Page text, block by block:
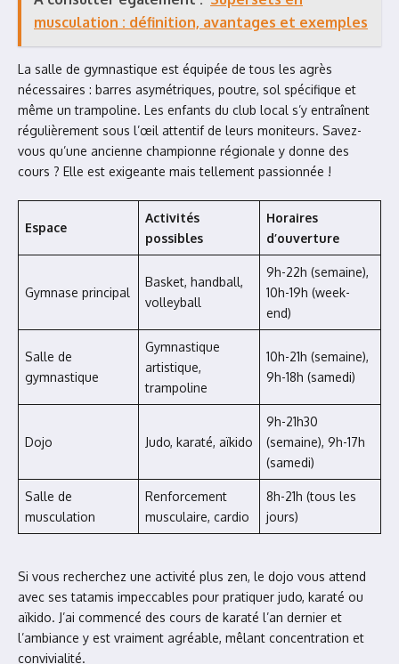
musculation : définition, avantages et exemples
La salle de gymnastique est équipée de tous les agrès
nécessaires : barres asymétriques, poutre, sol spécifique et
même un trampoline. Les enfants du club local s’y entraînent
régulièrement sous l’œil attentif de leurs moniteurs. Savez-
vous qu’une ancienne championne régionale y donne des
cours ? Elle est exigeante mais tellement passionnée !
Espace
Activités
possibles
Horaires
d’ouverture
Gymnase principal
Basket, handball,
volleyball
9h-22h (semaine),
10h-19h (week-
end)
Salle de
gymnastique
Gymnastique
artistique,
trampoline
10h-21h (semaine),
9h-18h (samedi)
Dojo Judo, karaté, aïkido
9h-21h30
(semaine), 9h-17h
(samedi)
Salle de
musculation
Renforcement
musculaire, cardio
8h-21h (tous les
jours)
Si vous recherchez une activité plus zen, le dojo vous attend
avec ses tatamis impeccables pour pratiquer judo, karaté ou
aïkido. J’ai commencé des cours de karaté l’an dernier et
l’ambiance y est vraiment agréable, mêlant concentration et
convivialité.